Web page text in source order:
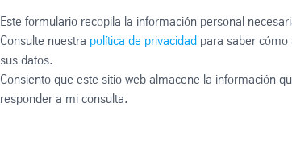
Este formulario recopila la información personal
Consulte nuestra política de privacidad para saber
sus datos.
Consiento que este sitio web almacene la información
responder a mi consulta.